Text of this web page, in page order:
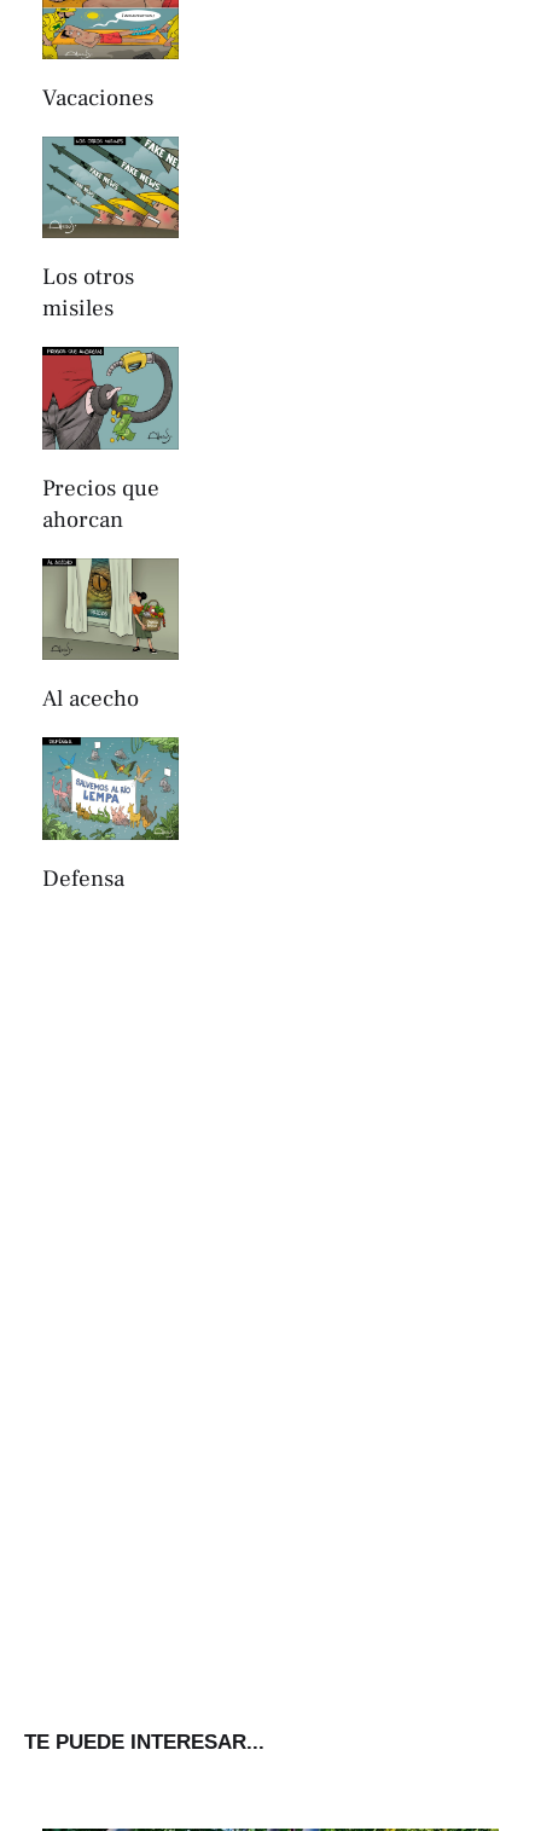
Vacaciones
Los otros
misiles
Precios que
ahorcan
Al acecho
Defensa
TE PUEDE INTERESAR...